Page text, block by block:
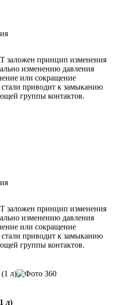
заложен принцип изменения
изменению давления
или сокращение
приводит к замыканию
группы контактов.
заложен принцип изменения
изменению давления
или сокращение
приводит к замыканию
группы контактов.
л)